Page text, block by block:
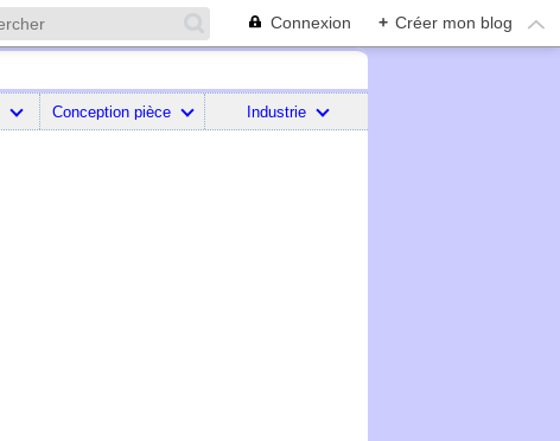
Connexion + Créer mon blog
Conception pièce Industrie